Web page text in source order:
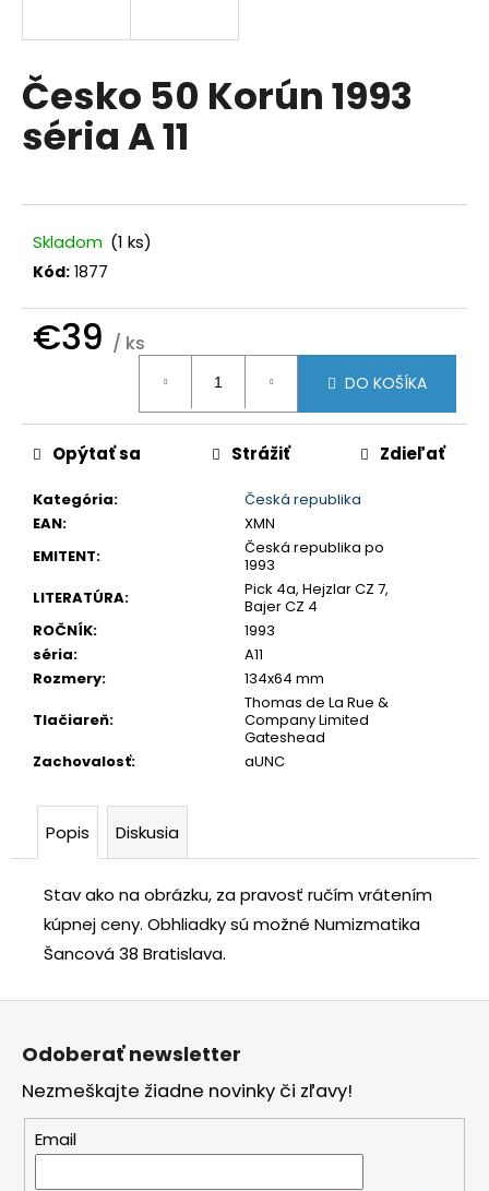
Česko 50 Korún 1993
séria A 11
Skladom (1 ks)
Kód: 1877
€39 / ks
DO KOŠÍKA
Kategória:
Česká republika
EAN:
XMN
EMITENT:
Česká republika po
1993
LITERATÚRA:
Pick 4a, Hejzlar CZ 7,
Bajer CZ 4
ROČNÍK:
1993
séria:
A11
Rozmery:
134x64 mm
Tlačiareň:
Thomas de La Rue &
Company Limited
Gateshead
Zachovalosť: aUNC
Opýtať sa Strážiť Zdieľať
Popis Diskusia
Stav ako na obrázku, za pravosť ručím vrátením
kúpnej ceny. Obhliadky sú možné Numizmatika
Šancová 38 Bratislava.
s
ť
?
o
č
a
m
SLOVENSKO
20
EURO
SÉRIA
€70
Z
Odoberať newsletter
Nezmeškajte žiadne novinky či zľavy!
Email